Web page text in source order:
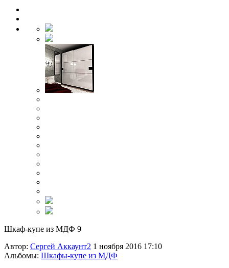
Шкаф-купе из МДФ 9
Автор: Сергей Аккаунт2 1 ноября 2016 17:10
Альбомы: Шкафы-купе из МДФ